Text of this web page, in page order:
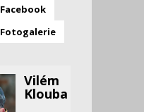
Facebook
Fotogalerie
Vilém
Klouba